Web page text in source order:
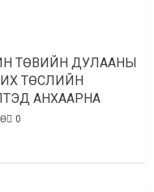
ТӨВИЙН ДУЛААНЫ
ТӨСЛИЙН
АНХААРНА
0